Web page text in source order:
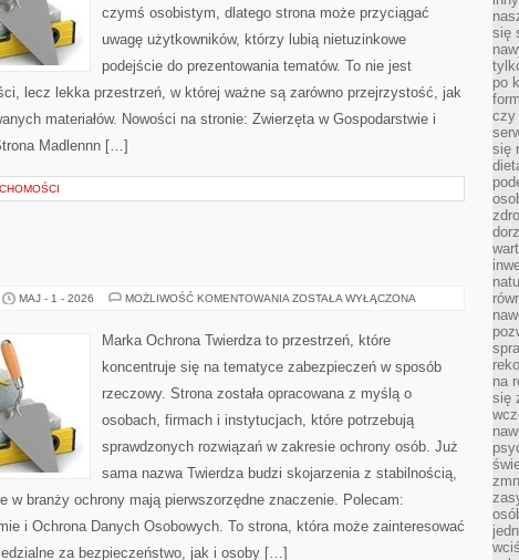
czymś osobistym, dlatego strona może przyciągać
uwagę użytkowników, którzy lubią nietuzinkowe
podejście do prezentowania tematów. To nie jest
lecz lekka przestrzeń, w której ważne są zarówno przejrzystość, jak
materiałów. Nowości na stronie: Zwierzęta w Gospodarstwie i
Madlennn […]
MAJ - 1 - 2026 MOŻLIWOŚĆ KOMENTOWANIA OCHRONA
ZOSTAŁA WYŁĄCZONA
Marka Ochrona Twierdza to przestrzeń, które
koncentruje się na tematyce zabezpieczeń w sposób
rzeczowy. Strona została opracowana z myślą o
osobach, firmach i instytucjach, które potrzebują
sprawdzonych rozwiązań w zakresie ochrony osób. Już
sama nazwa Twierdza budzi skojarzenia z stabilnością,
w branży ochrony mają pierwszorzędne znaczenie. Polecam:
i Ochrona Danych Osobowych. To strona, która może zainteresować
za bezpieczeństwo, jak i osoby […]
się
po
czy
się
na
się